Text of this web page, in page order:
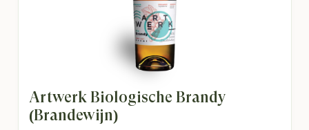
Artwerk Biologische Brandy
(Brandewijn)